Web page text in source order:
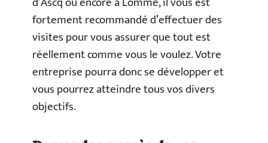
fortement recommandé d’effectuer des
visites pour vous assurer que tout est
réellement comme vous le voulez. Votre
entreprise pourra donc se développer et
vous pourrez atteindre tous vos divers
objectifs.